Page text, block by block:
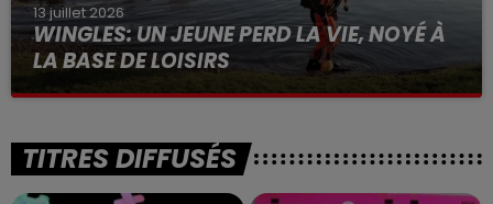
13 juillet 2026
WINGLES: UN JEUNE PERD LA VIE, NOYÉ À
LA BASE DE LOISIRS
La victime a coulé à pic
TITRES DIFFUSÉS